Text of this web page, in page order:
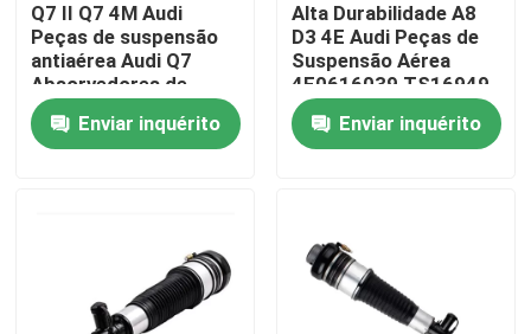
Para casa
Produtos
Visita à fábrica
Q7 II Q7 4M Audi
Peças de suspensão
antiaérea Audi Q7
Absorvedores de
choque 4M4616039
Enviar inquérito
Alta Durabilidade A8
D3 4E Audi Peças de
Suspensão Aérea
4E0616039 TS16949
Certificado
Enviar inquérito